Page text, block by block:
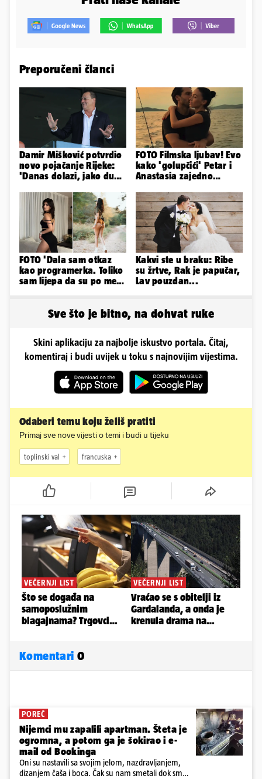
Preporučeni članci
Damir Mišković potvrdio
novo pojačanje Rijeke:
'Danas dolazi, jako dugo
FOTO Filmska ljubav! Evo
kako 'golupčići' Petar i
Anastasia zajedno
FOTO 'Dala sam otkaz
kao programerka. Toliko
sam lijepa da su po meni
Kakvi ste u braku: Ribe
su žrtve, Rak je papučar,
Lav pouzdan...
Sve što je bitno, na dohvat ruke
Skini aplikaciju za najbolje iskustvo portala. Čitaj,
komentiraj i budi uvijek u toku s najnovijim vijestima.
Odaberi temu koju želiš pratiti
Primaj sve nove vijesti o temi i budi u tijeku
toplinski val francuska
Komentari 0
POREČ
Nijemci mu zapalili apartman. Šteta je
ogromna, a potom ga je šokirao i e-
mail od Bookinga
Oni su nastavili sa svojim jelom, nazdravljanjem,
dizanjem čaša i boca. Čak su nam smetali dok smo